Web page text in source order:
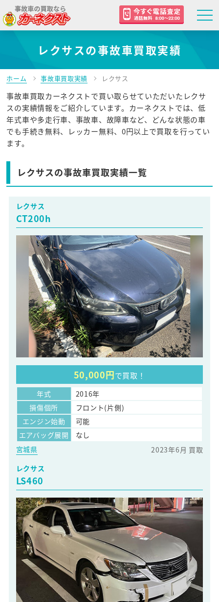
レクサスの事故車買取実績
ホーム 事故車買取実績 レクサス
事故車買取カーネクストで買い取らせていただいたレクサ
スの実績情報をご紹介しています。カーネクストでは、低
年式車や多走行車、事故車、故障車など、どんな状態の車
でも手続き無料、レッカー無料、0円以上で買取を行ってい
ます。
レクサスの事故車買取実績一覧
レクサス
CT200h
50,000円で買取！
年式
2016年
損傷個所
フロント(片側)
エンジン始動
可能
エアバッグ展開
なし
宮城県
2023年6月 買取
レクサス
LS460